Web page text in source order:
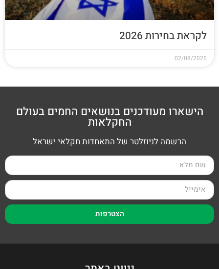
לקראת בחירות 2026
02/08/2026
הישארו מעודכנים בנושאים החמים בעולם
החקלאות
הרשמה לניוזלטר של התאחדות חקלאי ישראל
הצטרפות